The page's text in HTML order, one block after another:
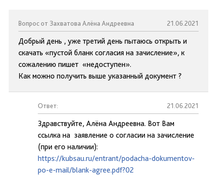
Вопрос от Захватова Алёна Андреевна 21.06.2021
Добрый день , уже третий день пытаюсь открыть и
скачать «пустой бланк согласия на зачисление», к
сожалению пишет «недоступен».
Как можно получить выше указанный документ ?
Ответ: 21.06.2021
Здравствуйте, Алёна Андреевна. Вот Вам
ссылка на заявление о согласии на зачисление
(при его наличии):
https://kubsau.ru/entrant/podacha-dokumentov-
po-e-mail/blank-agree.pdf?02